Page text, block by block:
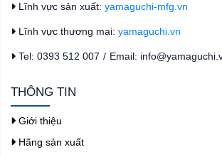
Lĩnh vực sản xuất: yamaguchi-mfg.vn
Lĩnh vực thương mại: yamaguchi.vn
Tel: 0393 512 007 / Email:
THÔNG TIN
Giới thiệu
Hãng sản xuất